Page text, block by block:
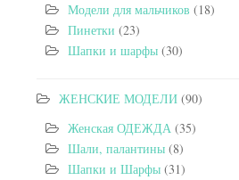
Модели для мальчиков (18)
Пинетки (23)
Шапки и шарфы (30)
ЖЕНСКИЕ МОДЕЛИ (90)
Женская ОДЕЖДА (35)
Шали, палантины (8)
Шапки и Шарфы (31)